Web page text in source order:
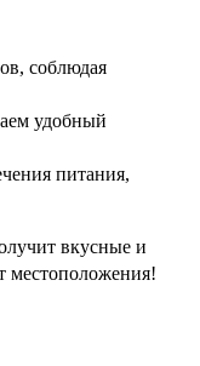
соблюдая
удобный
питания,
вкусные и
местоположения!